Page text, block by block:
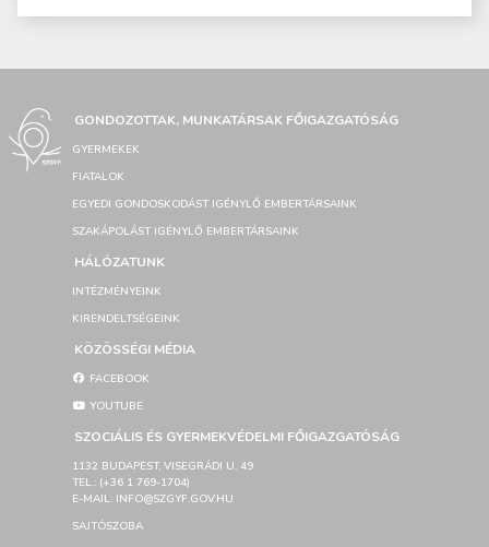
GONDOZOTTAK, MUNKATÁRSAK FŐIGAZGATÓSÁG
GYERMEKEK
FIATALOK
EGYEDI GONDOSKODÁST IGÉNYLŐ EMBERTÁRSAINK
SZAKÁPOLÁST IGÉNYLŐ EMBERTÁRSAINK
HÁLÓZATUNK
INTÉZMÉNYEINK
KIRENDELTSÉGEINK
KÖZÖSSÉGI MÉDIA
FACEBOOK
YOUTUBE
SZOCIÁLIS ÉS GYERMEKVÉDELMI FŐIGAZGATÓSÁG
1132 BUDAPEST, VISEGRÁDI U. 49
TEL.: (+36 1 769-1704)
E-MAIL: INFO@SZGYF.GOV.HU
SAJTÓSZOBA